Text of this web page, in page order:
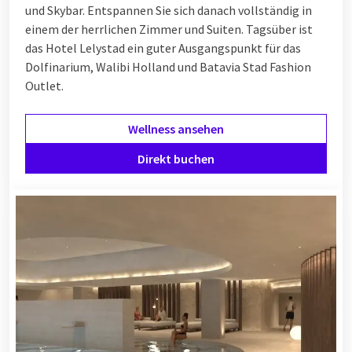
und Skybar. Entspannen Sie sich danach vollständig in
einem der herrlichen Zimmer und Suiten. Tagsüber ist
das Hotel Lelystad ein guter Ausgangspunkt für das
Dolfinarium, Walibi Holland und Batavia Stad Fashion
Outlet.
Wellness ansehen
Direkt buchen